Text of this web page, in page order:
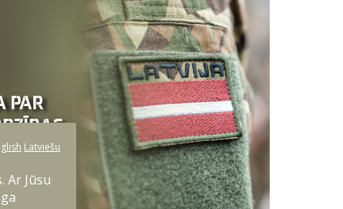
Latviešu
Ar Jūsu